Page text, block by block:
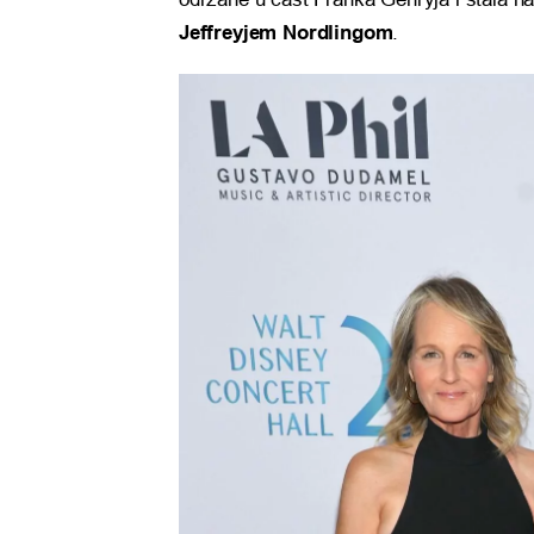
Jeffreyjem Nordlingom.